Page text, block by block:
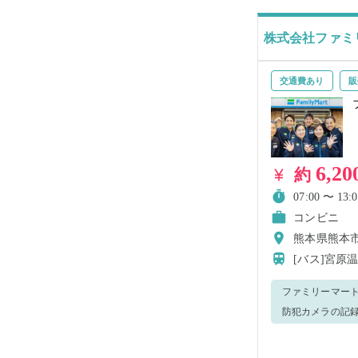
は、お近くの弊
株式会社ファミ
交通費あり
約
07:00 〜
コンビニ
熊本県熊本
[バス]宮原
ファミリーマートの レジ・接客
防犯カメラの記録を警察へ提出致します。 ＜